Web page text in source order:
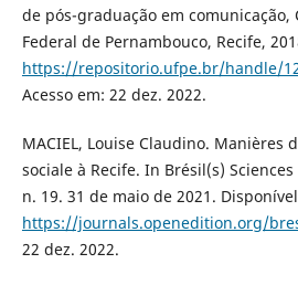
de pós-graduação em comunicação,
Federal de Pernambouco, Recife,
https://repositorio.ufpe.br/handle/
Acesso em: 22 dez. 2022.
MACIEL, Louise Claudino. Manières
sociale à Recife. In Brésil(s)
n. 19. 31 de maio de 2021.
https://journals.openedition.org/
22 dez. 2022.